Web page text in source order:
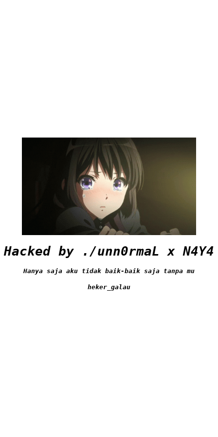
Hacked by ./unn0rmaL x N4Y4
Hanya saja aku tidak baik-baik saja tanpa mu
heker_galau